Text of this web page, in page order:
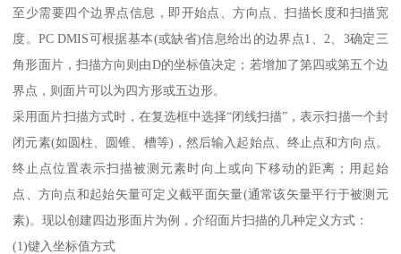
至少需要四个边界点信息，即开始点、方向点、扫描长度和扫描宽
度。PC DMIS可根据基本(或缺省)信息给出的边界点1、2、3确定三
角形面片，扫描方向则由D的坐标值决定；若增加了第四或第五个边
界点，则面片可以为四方形或五边形。
采用面片扫描方式时，在复选框中选择“闭线扫描”，表示扫描一个封
闭元素(如圆柱、圆锥、槽等)，然后输入起始点、终止点和方向点。
终止点位置表示扫描被测元素时向上或向下移动的距离；用起始
点、方向点和起始矢量可定义截平面矢量(通常该矢量平行于被测元
素)。现以创建四边形面片为例，介绍面片扫描的几种定义方式：
(1)键入坐标值方式